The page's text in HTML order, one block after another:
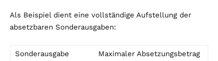
Als Beispiel dient eine vollständige Aufstellung der
absetzbaren Sonderausgaben:
Sonderausgabe
Maximaler Absetzungsbetrag